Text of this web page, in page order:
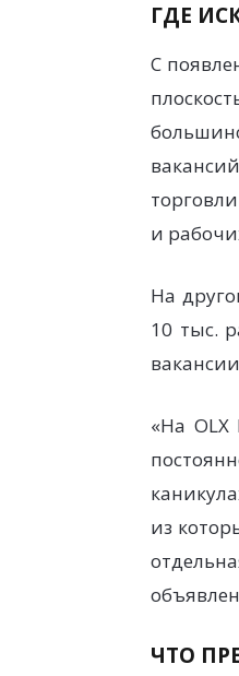
ГДЕ
С
и
На
10 тыс.
«На
из
ЧТО